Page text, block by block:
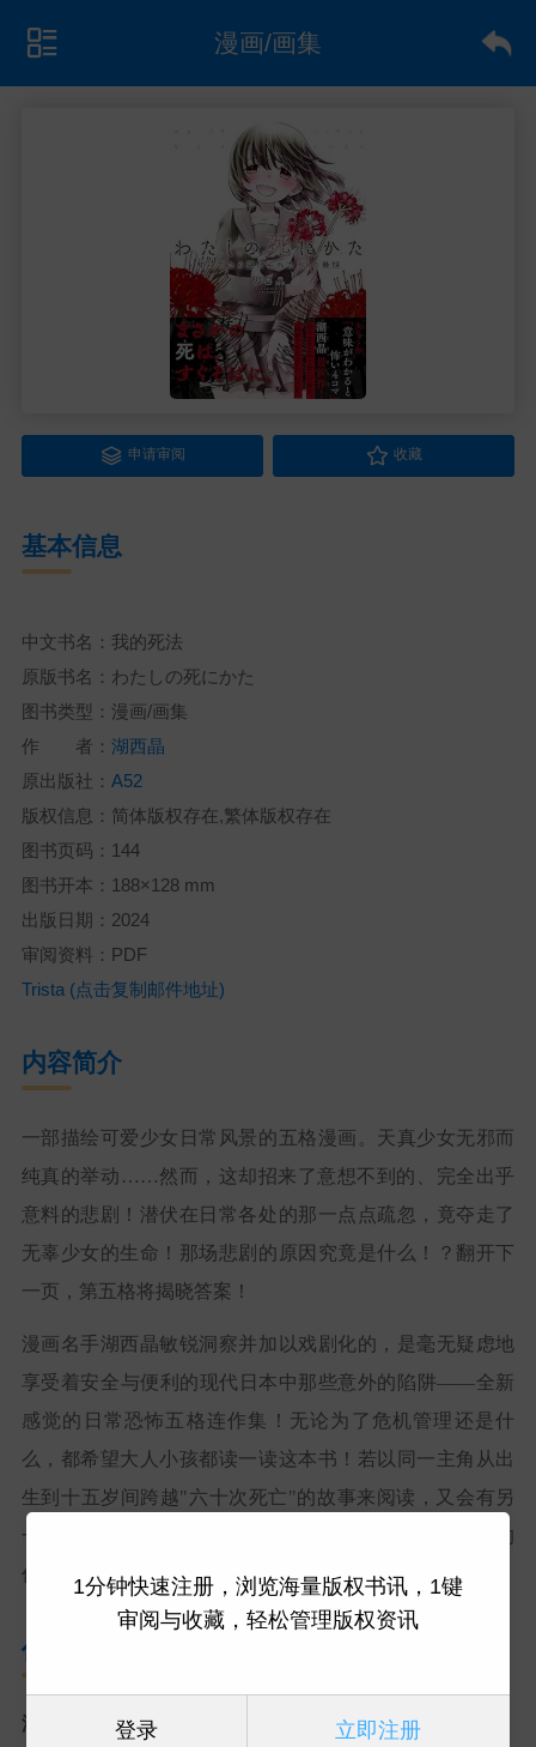
漫画/画集
基本信息
中文书名：我的死法
原版书名：わたしの死にかた
图书类型：漫画/画集
作 者： 湖西晶
原出版社： A52
版权信息：简体版权存在,繁体版权存在
图书页码：144
图书开本：188×128 mm
出版日期：2024
审阅资料：PDF
Trista (点击复制邮件地址)
内容简介
一部描绘可爱少女日常风景的五格漫画。天真少女无邪而
纯真的举动……然而，这却招来了意想不到的、完全出乎
意料的悲剧！潜伏在日常各处的那一点点疏忽，竟夺走了
无辜少女的生命！那场悲剧的原因究竟是什么！？翻开下
一页，第五格将揭晓答案！
漫画名手湖西晶敏锐洞察并加以戏剧化的，是毫无疑虑地
享受着安全与便利的现代日本中那些意外的陷阱——全新
感觉的日常恐怖五格连作集！无论为了危机管理还是什
么，都希望大人小孩都读一读这本书！若以同一主角从出
生到十五岁间跨越"六十次死亡"的故事来阅读，又会有另
一番回味悠长的读后感！收录全新绘制作品，内容充实的
作者最新作！！
作者简介
湖西晶
1分钟快速注册，浏览海量版权书讯，1键
审阅与收藏，轻松管理版权资讯
登录 立即注册